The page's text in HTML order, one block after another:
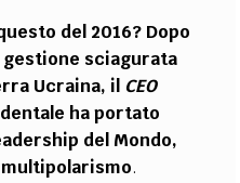
del 2016? Dopo
gestione sciagurata
Ucraina, il CEO
ha portato
del Mondo,
.